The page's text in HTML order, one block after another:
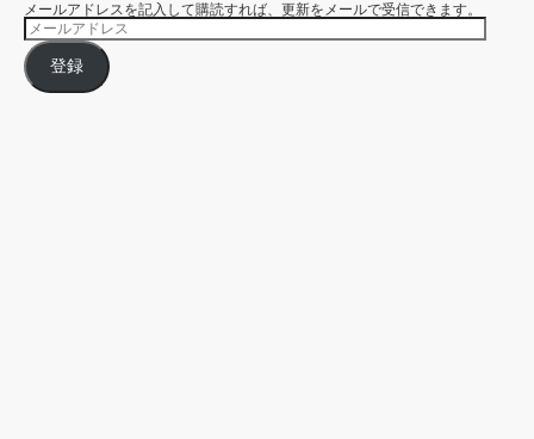
メールアドレスを記入して購読すれば、更新をメールで受信できます。
メ
ー
ル
ア
ド
レ
登録